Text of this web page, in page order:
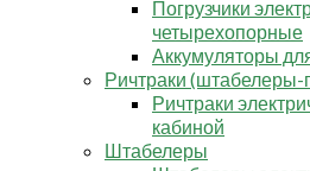
Погрузчики
четырехопорные
Аккумуляторы
Ричтраки (штабелеры-
Ричтраки
кабиной
Штабелеры